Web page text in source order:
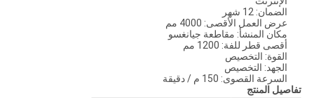
الضمان: 12 شهر
عرض العمل الأقصى: 4000 مم
مكان المنشأ: مقاطعة جيانغسو
أقصى قطر للفة: 1200 مم
القوة: التخصيص
الجهد: التخصيص
السرعة القصوى: 150 م / دقيقة
تفاصيل المنتج